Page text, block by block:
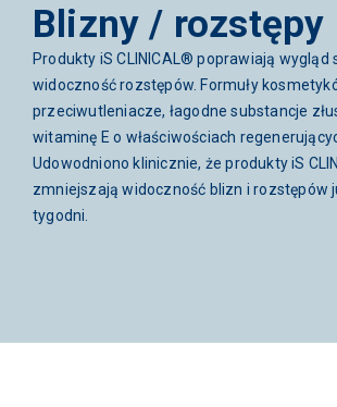
Blizny / rozstępy
Produkty iS CLINICAL® poprawiają wygląd
widoczność rozstępów. Formuły
przeciwutleniacze, łagodne substancje
witaminę E o właściwościach
Udowodniono klinicznie, że produkty iS
zmniejszają widoczność blizn i rozstępów
tygodni.